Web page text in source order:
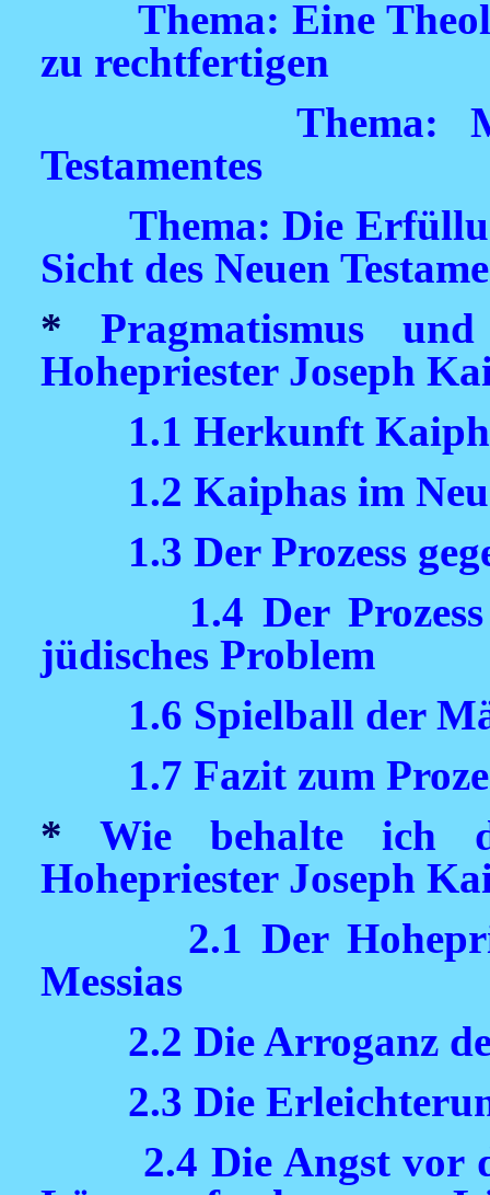
Thema: Eine
zu rechtfertigen
Thema:
Testamentes
Thema: Die
Sicht des Neuen
* Pragmatismus
Hohepriester Joseph
1.1 Herkunft
1.2 Kaiphas im
1.3 Der Prozess
1.4 Der
jüdisches Problem
1.6 Spielball der
1.7 Fazit zum
* Wie behalte
Hohepriester Joseph
2.1 Der
Messias
2.2 Die Arroganz
2.3 Die
2.4 Die Angst vor